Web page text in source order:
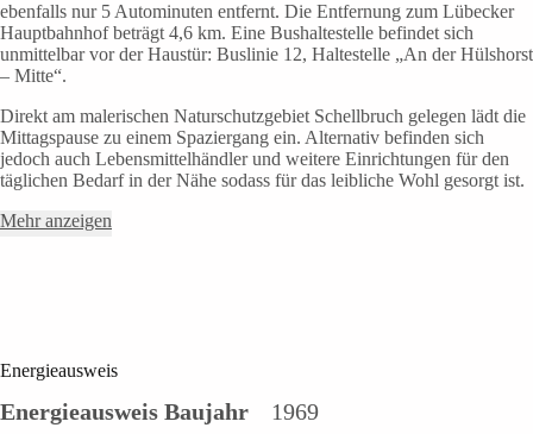
ebenfalls nur 5 Autominuten entfernt. Die Entfernung zum Lübecker
Hauptbahnhof beträgt 4,6 km. Eine Bushaltestelle befindet sich
unmittelbar vor der Haustür: Buslinie 12, Haltestelle „An der Hülshorst
– Mitte“.
Direkt am malerischen Naturschutzgebiet Schellbruch gelegen lädt die
Mittagspause zu einem Spaziergang ein. Alternativ befinden sich
jedoch auch Lebensmittelhändler und weitere Einrichtungen für den
täglichen Bedarf in der Nähe sodass für das leibliche Wohl gesorgt ist.
Mehr anzeigen
Energieausweis
Energieausweis Baujahr
1969